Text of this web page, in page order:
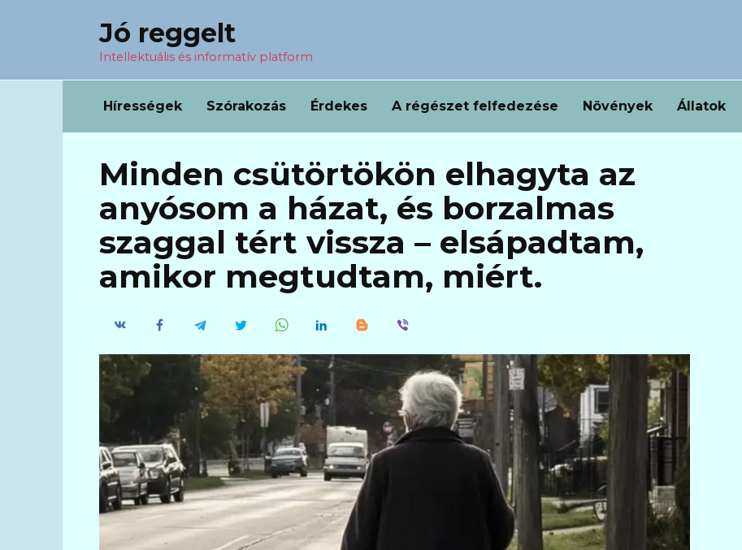
Jó reggelt
Intellektuális és informatív platform
Hírességek Szórakozás Érdekes A régészet felfedezése Növények Állatok
Minden csütörtökön elhagyta az
anyósom a házat, és borzalmas
szaggal tért vissza – elsápadtam,
amikor megtudtam, miért.